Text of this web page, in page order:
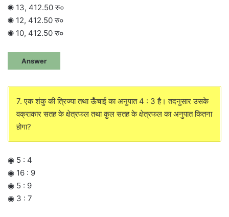
◉ 13, 412.50 रु०
◉ 12, 412.50 रु०
◉ 10, 412.50 रु०
Answer
7. एक शंकु की त्रिज्या तथा ऊँचाई का अनुपात 4 : 3 है। तदनुसार उसके
वक्राकार सतह के क्षेत्रफल तथा कुल सतह के क्षेत्रफल का अनुपात कितना
होगा?
◉ 5 : 4
◉ 16 : 9
◉ 5 : 9
◉ 3 : 7